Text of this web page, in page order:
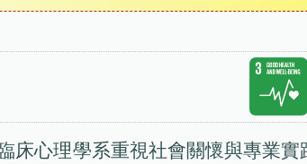
床心理學系重視社會關懷與專業